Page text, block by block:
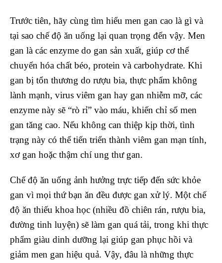
Trước tiên, hãy cùng tìm hiểu men gan cao là gì và
tại sao chế độ ăn uống lại quan trọng đến vậy. Men
gan là các enzyme do gan sản xuất, giúp cơ thể
chuyển hóa chất béo, protein và carbohydrate. Khi
gan bị tổn thương do rượu bia, thực phẩm không
lành mạnh, virus viêm gan hay gan nhiễm mỡ, các
enzyme này sẽ “rò rỉ” vào máu, khiến chỉ số men
gan tăng cao. Nếu không can thiệp kịp thời, tình
trạng này có thể tiến triển thành viêm gan mạn tính,
xơ gan hoặc thậm chí ung thư gan.
Chế độ ăn uống ảnh hưởng trực tiếp đến sức khỏe
gan vì mọi thứ bạn ăn đều được gan xử lý. Một chế
độ ăn thiếu khoa học (nhiều đồ chiên rán, rượu bia,
đường tinh luyện) sẽ làm gan quá tải, trong khi thực
phẩm giàu dinh dưỡng lại giúp gan phục hồi và
giảm men gan hiệu quả. Vậy, đâu là những thực